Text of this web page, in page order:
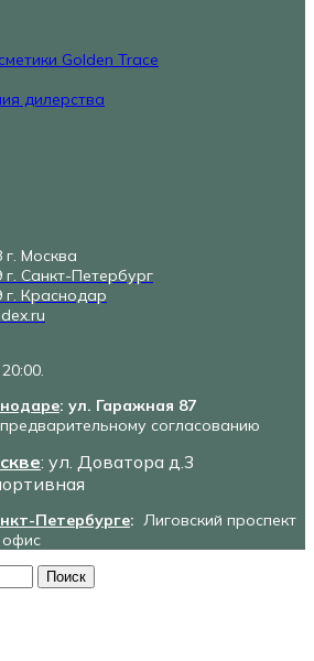
Golden Trace
дилерства
г. Москва
Санкт-Петербург
г. Краснодар
: ул. Гаражная 87
согласованию
: ул. Доватора д.3
Петербурге: Лиговский проспект
офис
Поиск